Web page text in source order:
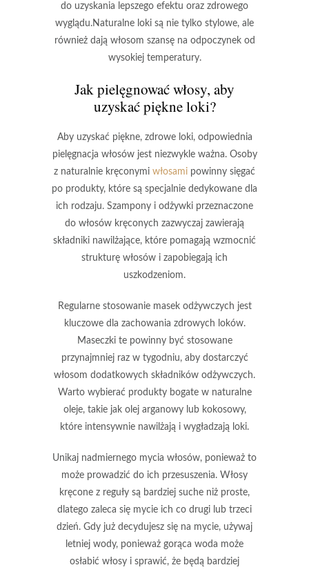
do uzyskania lepszego efektu oraz zdrowego
wyglądu.Naturalne loki są nie tylko stylowe, ale
również dają włosom szansę na odpoczynek od
wysokiej temperatury.
Jak pielęgnować włosy, aby
uzyskać piękne loki?
Aby uzyskać piękne, zdrowe loki, odpowiednia
pielęgnacja włosów jest niezwykle ważna. Osoby
z naturalnie kręconymi włosami powinny sięgać
po produkty, które są specjalnie dedykowane dla
ich rodzaju. Szampony i odżywki przeznaczone
do włosów kręconych zazwyczaj zawierają
składniki nawilżające, które pomagają wzmocnić
strukturę włosów i zapobiegają ich
uszkodzeniom.
Regularne stosowanie masek odżywczych jest
kluczowe dla zachowania zdrowych loków.
Maseczki te powinny być stosowane
przynajmniej raz w tygodniu, aby dostarczyć
włosom dodatkowych składników odżywczych.
Warto wybierać produkty bogate w naturalne
oleje, takie jak olej arganowy lub kokosowy,
które intensywnie nawilżają i wygładzają loki.
Unikaj nadmiernego mycia włosów, ponieważ to
może prowadzić do ich przesuszenia. Włosy
kręcone z reguły są bardziej suche niż proste,
dlatego zaleca się mycie ich co drugi lub trzeci
dzień. Gdy już decydujesz się na mycie, używaj
letniej wody, ponieważ gorąca woda może
osłabić włosy i sprawić, że będą bardziej